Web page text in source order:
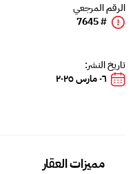
الرقم المرجعي
# 7645
تاريخ النشر:
٠٦ مارس ٢٠٢٥
مميزات العقار